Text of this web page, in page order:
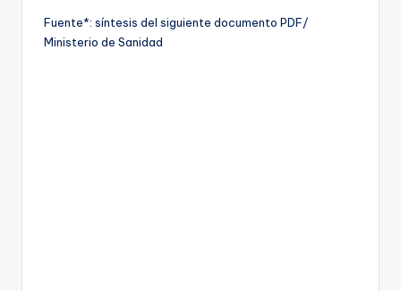
Fuente*: síntesis del siguiente documento PDF/
Ministerio de Sanidad